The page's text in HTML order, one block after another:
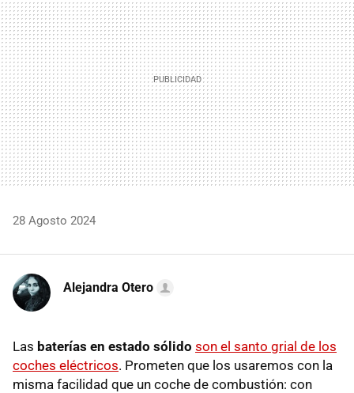
28 Agosto 2024
Alejandra Otero
Las baterías en estado sólido son el santo grial de los
coches eléctricos. Prometen que los usaremos con la
misma facilidad que un coche de combustión: con